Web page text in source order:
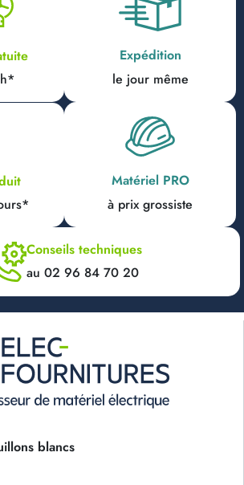
Expédition
le jour même
Matériel PRO
à prix grossiste
Conseils techniques
au 02 96 84 70 20
blancs